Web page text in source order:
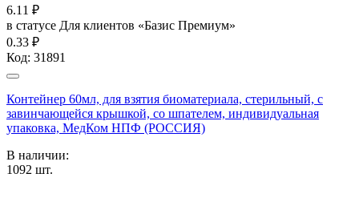
6.11 ₽
в статусе Для клиентов «Базис Премиум»
0.33 ₽
Код: 31891
Контейнер 60мл, для взятия биоматериала, стерильный, с
завинчающейся крышкой, со шпателем, индивидуальная
упаковка, МедКом НПФ (РОССИЯ)
В наличии:
1092 шт.